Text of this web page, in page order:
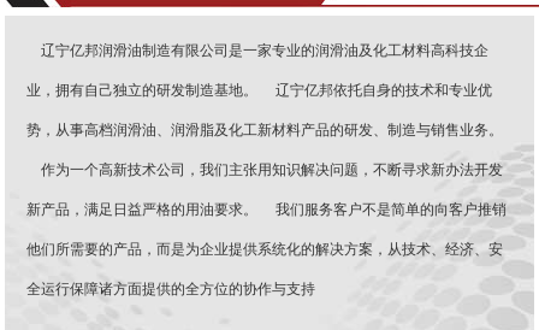
辽宁亿邦润滑油制造有限公司是一家专业的润滑油及化工材料高科技企
业，拥有自己独立的研发制造基地。 辽宁亿邦依托自身的技术和专业优
势，从事高档润滑油、润滑脂及化工新材料产品的研发、制造与销售业务。
作为一个高新技术公司，我们主张用知识解决问题，不断寻求新办法开发
新产品，满足日益严格的用油要求。 我们服务客户不是简单的向客户推销
他们所需要的产品，而是为企业提供系统化的解决方案，从技术、经济、安
全运行保障诸方面提供的全方位的协作与支持